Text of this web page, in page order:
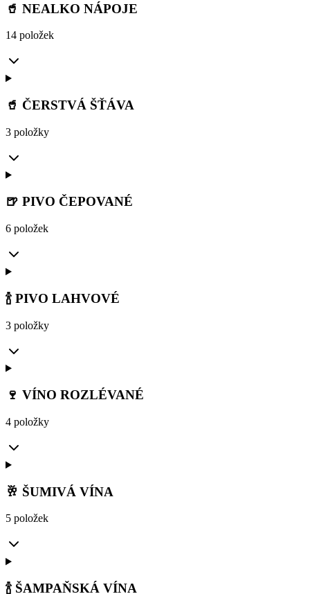
🥤 NEALKO NÁPOJE
14 položek
🥤 ČERSTVÁ ŠŤÁVA
3 položky
🍺 PIVO ČEPOVANÉ
6 položek
🍾 PIVO LAHVOVÉ
3 položky
🍷 VÍNO ROZLÉVANÉ
4 položky
🥂 ŠUMIVÁ VÍNA
5 položek
🍾 ŠAMPAŇSKÁ VÍNA